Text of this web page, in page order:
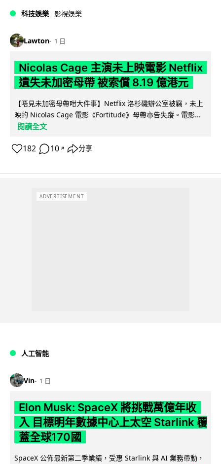
科技娛樂 影視娛樂
Lawton 1 日
Nicolas Cage 主演未上映電影 Netflix
遺失未加密母帶 被索償 8.19 億港元
【唔見未加密母帶咁大件事】Netflix 洛杉磯辦公室被竊，未上
映的 Nicolas Cage 電影《Fortitude》母帶亦告失蹤。電影...
閱讀全文
182 10 ↗ 分享
ADVERTISEMENT
人工智能
Vin 1 日
Elon Musk: SpaceX 將挑戰萬億年收
入 目標明年數據中心上太空 Starlink 覆
蓋全球170國
SpaceX 公佈最新第二季業績，受惠 Starlink 與 AI 業務帶動，